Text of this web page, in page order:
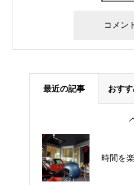
最近の記事 おす
時間を